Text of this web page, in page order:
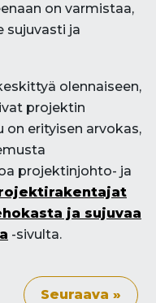
on varmistaa,
sujuvasti ja
olennaiseen,
projektin
on erityisen arvokas,
projektinjohto- ja
ja sujuvaa
-sivulta.
Seuraava »